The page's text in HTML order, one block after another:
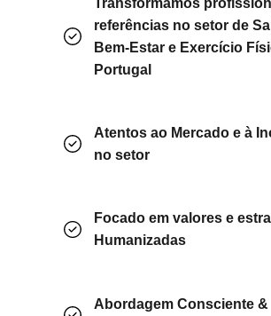
referências no setor de
Bem-Estar e Exercício
Portugal
Atentos ao Mercado e à
no setor
Focado em valores e
Humanizadas
Abordagem Consciente &